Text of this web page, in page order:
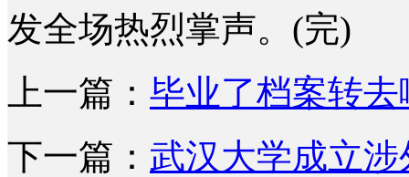
发全场热烈掌声。(完)
上一篇： 毕业了档案转
下一篇： 武汉大学成立